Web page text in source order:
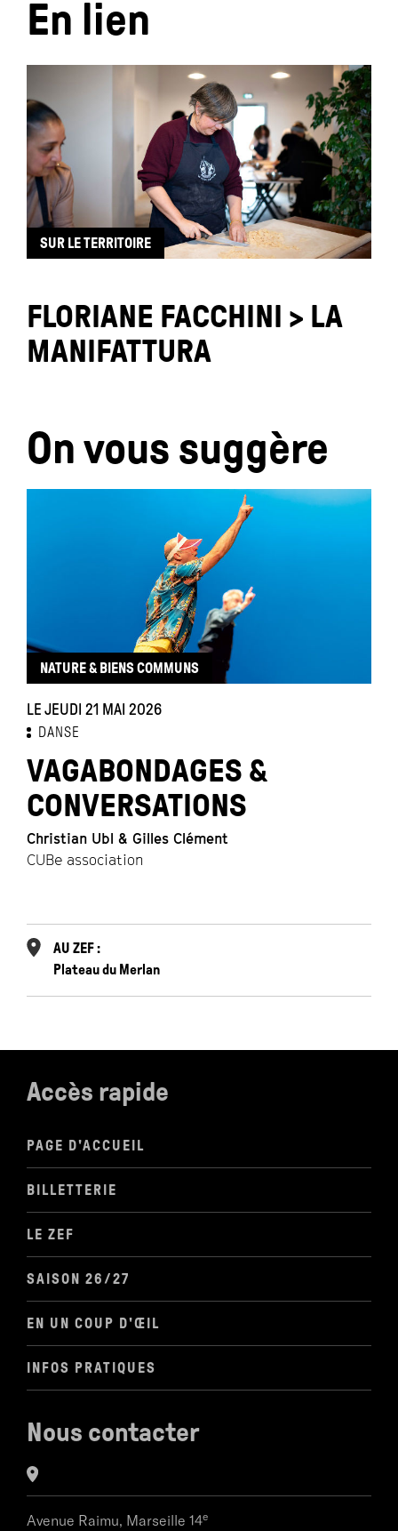
En lien
SUR LE TERRITOIRE
FLORIANE FACCHINI > LA
MANIFATTURA
On vous suggère
NATURE & BIENS COMMUNS
LE JEUDI 21 MAI 2026
DANSE
VAGABONDAGES &
CONVERSATIONS
Christian Ubl & Gilles Clément
CUBe association
AU ZEF :
Plateau du Merlan
Accès rapide
PAGE D'ACCUEIL
BILLETTERIE
LE ZEF
SAISON 26/27
EN UN COUP D'ŒIL
INFOS PRATIQUES
Nous contacter
Avenue Raimu, Marseille 14e